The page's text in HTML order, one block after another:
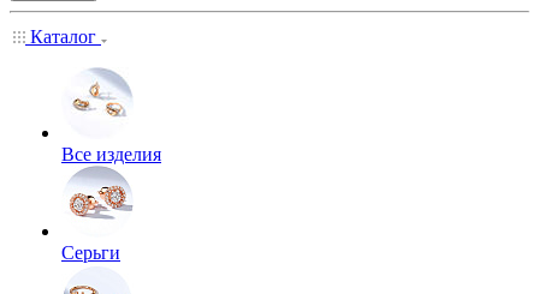
Каталог
Все изделия
Серьги